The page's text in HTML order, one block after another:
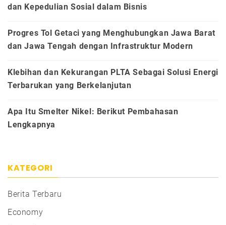
dan Kepedulian Sosial dalam Bisnis
Progres Tol Getaci yang Menghubungkan Jawa Barat
dan Jawa Tengah dengan Infrastruktur Modern
Klebihan dan Kekurangan PLTA Sebagai Solusi Energi
Terbarukan yang Berkelanjutan
Apa Itu Smelter Nikel: Berikut Pembahasan
Lengkapnya
KATEGORI
Berita Terbaru
Economy